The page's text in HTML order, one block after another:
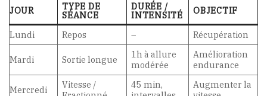
JOUR TYPE DE
SÉANCE
DURÉE /
INTENSITÉ OBJECTIF
Lundi Repos – Récupération
Mardi Sortie longue
1h à allure
modérée
Amélioration
endurance
Mercredi
Vitesse /
45 min,
Augmenter la